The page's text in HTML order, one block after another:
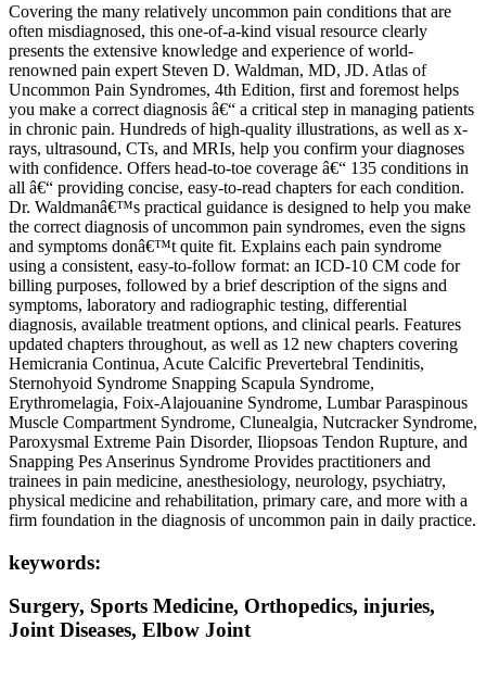
Covering the many relatively uncommon pain conditions that are
often misdiagnosed, this one-of-a-kind visual resource clearly
presents the extensive knowledge and experience of world-
renowned pain expert Steven D. Waldman, MD, JD. Atlas of
Uncommon Pain Syndromes, 4th Edition, first and foremost helps
you make a correct diagnosis â€“ a critical step in managing patients
in chronic pain. Hundreds of high-quality illustrations, as well as x-
rays, ultrasound, CTs, and MRIs, help you confirm your diagnoses
with confidence. Offers head-to-toe coverage â€“ 135 conditions in
all â€“ providing concise, easy-to-read chapters for each condition.
Dr. Waldmanâ€™s practical guidance is designed to help you make
the correct diagnosis of uncommon pain syndromes, even the signs
and symptoms donâ€™t quite fit. Explains each pain syndrome
using a consistent, easy-to-follow format: an ICD-10 CM code for
billing purposes, followed by a brief description of the signs and
symptoms, laboratory and radiographic testing, differential
diagnosis, available treatment options, and clinical pearls. Features
updated chapters throughout, as well as 12 new chapters covering
Hemicrania Continua, Acute Calcific Prevertebral Tendinitis,
Sternohyoid Syndrome Snapping Scapula Syndrome,
Erythromelagia, Foix-Alajouanine Syndrome, Lumbar Paraspinous
Muscle Compartment Syndrome, Clunealgia, Nutcracker Syndrome,
Paroxysmal Extreme Pain Disorder, Iliopsoas Tendon Rupture, and
Snapping Pes Anserinus Syndrome Provides practitioners and
trainees in pain medicine, anesthesiology, neurology, psychiatry,
physical medicine and rehabilitation, primary care, and more with a
firm foundation in the diagnosis of uncommon pain in daily practice.
keywords:
Surgery, Sports Medicine, Orthopedics, injuries,
Joint Diseases, Elbow Joint